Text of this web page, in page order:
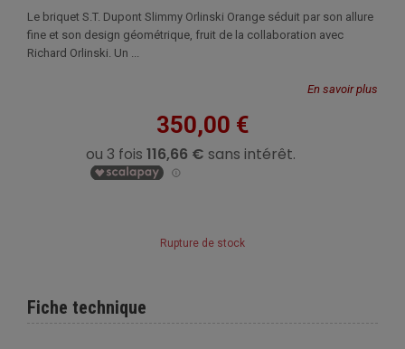
Le briquet S.T. Dupont Slimmy Orlinski Orange séduit par son allure
fine et son design géométrique, fruit de la collaboration avec
Richard Orlinski. Un ...
En savoir plus
350,00 €
Rupture de stock
Fiche technique